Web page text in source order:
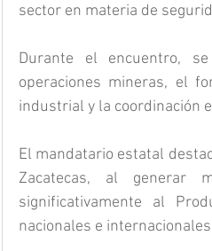
sector en materia de
Durante el encuentro,
operaciones mineras, el
industrial y la coordinación
El mandatario estatal
Zacatecas, al generar
significativamente al
nacionales e